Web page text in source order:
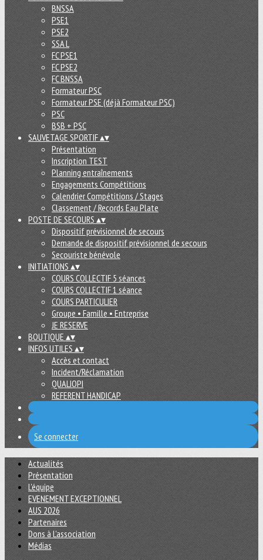
BNSSA
PSE1
PSE2
SSA L
FC PSE1
FC PSE2
FC BNSSA
Formateur PSC
Formateur PSE (déjà Formateur PSC)
PSC
BSB + PSC
SAUVETAGE SPORTIF▴▾
Présentation
Inscription TEST
Planning entraînements
Engagements Compétitions
Calendrier Compétitions / Stages
Classement / Records Eau Plate
POSTE DE SECOURS ▴▾
Dispositif prévisionnel de secours
Demande de dispositif prévisionnel de secours
Secouriste bénévole
INITIATIONS ▴▾
COURS COLLECTIF 5 séances
COURS COLLECTIF 1 séance
COURS PARTICULIER
Groupe • Famille • Entreprise
JE RESERVE
BOUTIQUE ▴▾
INFOS UTILES ▴▾
Accès et contact
Incident/Réclamation
QUALIOPI
REFERENT HANDICAP
Se connecter
Actualités
Présentation
L'équipe
EVENEMENT EXCEPTIONNEL
AUS 2026
Partenaires
Dons à L'association
Médias